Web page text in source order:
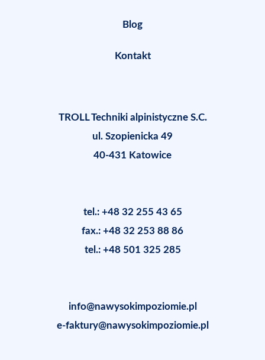
Blog
Kontakt
TROLL Techniki alpinistyczne S.C.
ul. Szopienicka 49
40-431 Katowice
tel.: +48 32 255 43 65
fax.: +48 32 253 88 86
tel.: +48 501 325 285
info@nawysokimpoziomie.pl
e-faktury@nawysokimpoziomie.pl